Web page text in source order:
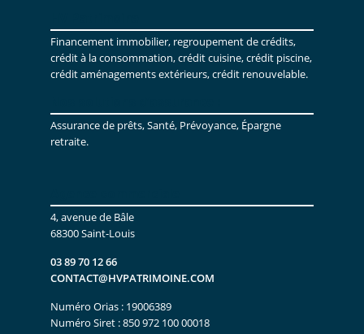
Financement immobilier, regroupement de crédits,
crédit à la consommation, crédit cuisine, crédit piscine,
crédit aménagements extérieurs, crédit renouvelable.
Assurance de prêts, Santé, Prévoyance, Épargne
retraite.
4, avenue de Bâle
68300 Saint-Louis
03 89 70 12 66
CONTACT@HVPATRIMOINE.COM
Numéro Orias : 19006389
Numéro Siret : 850 972 100 00018